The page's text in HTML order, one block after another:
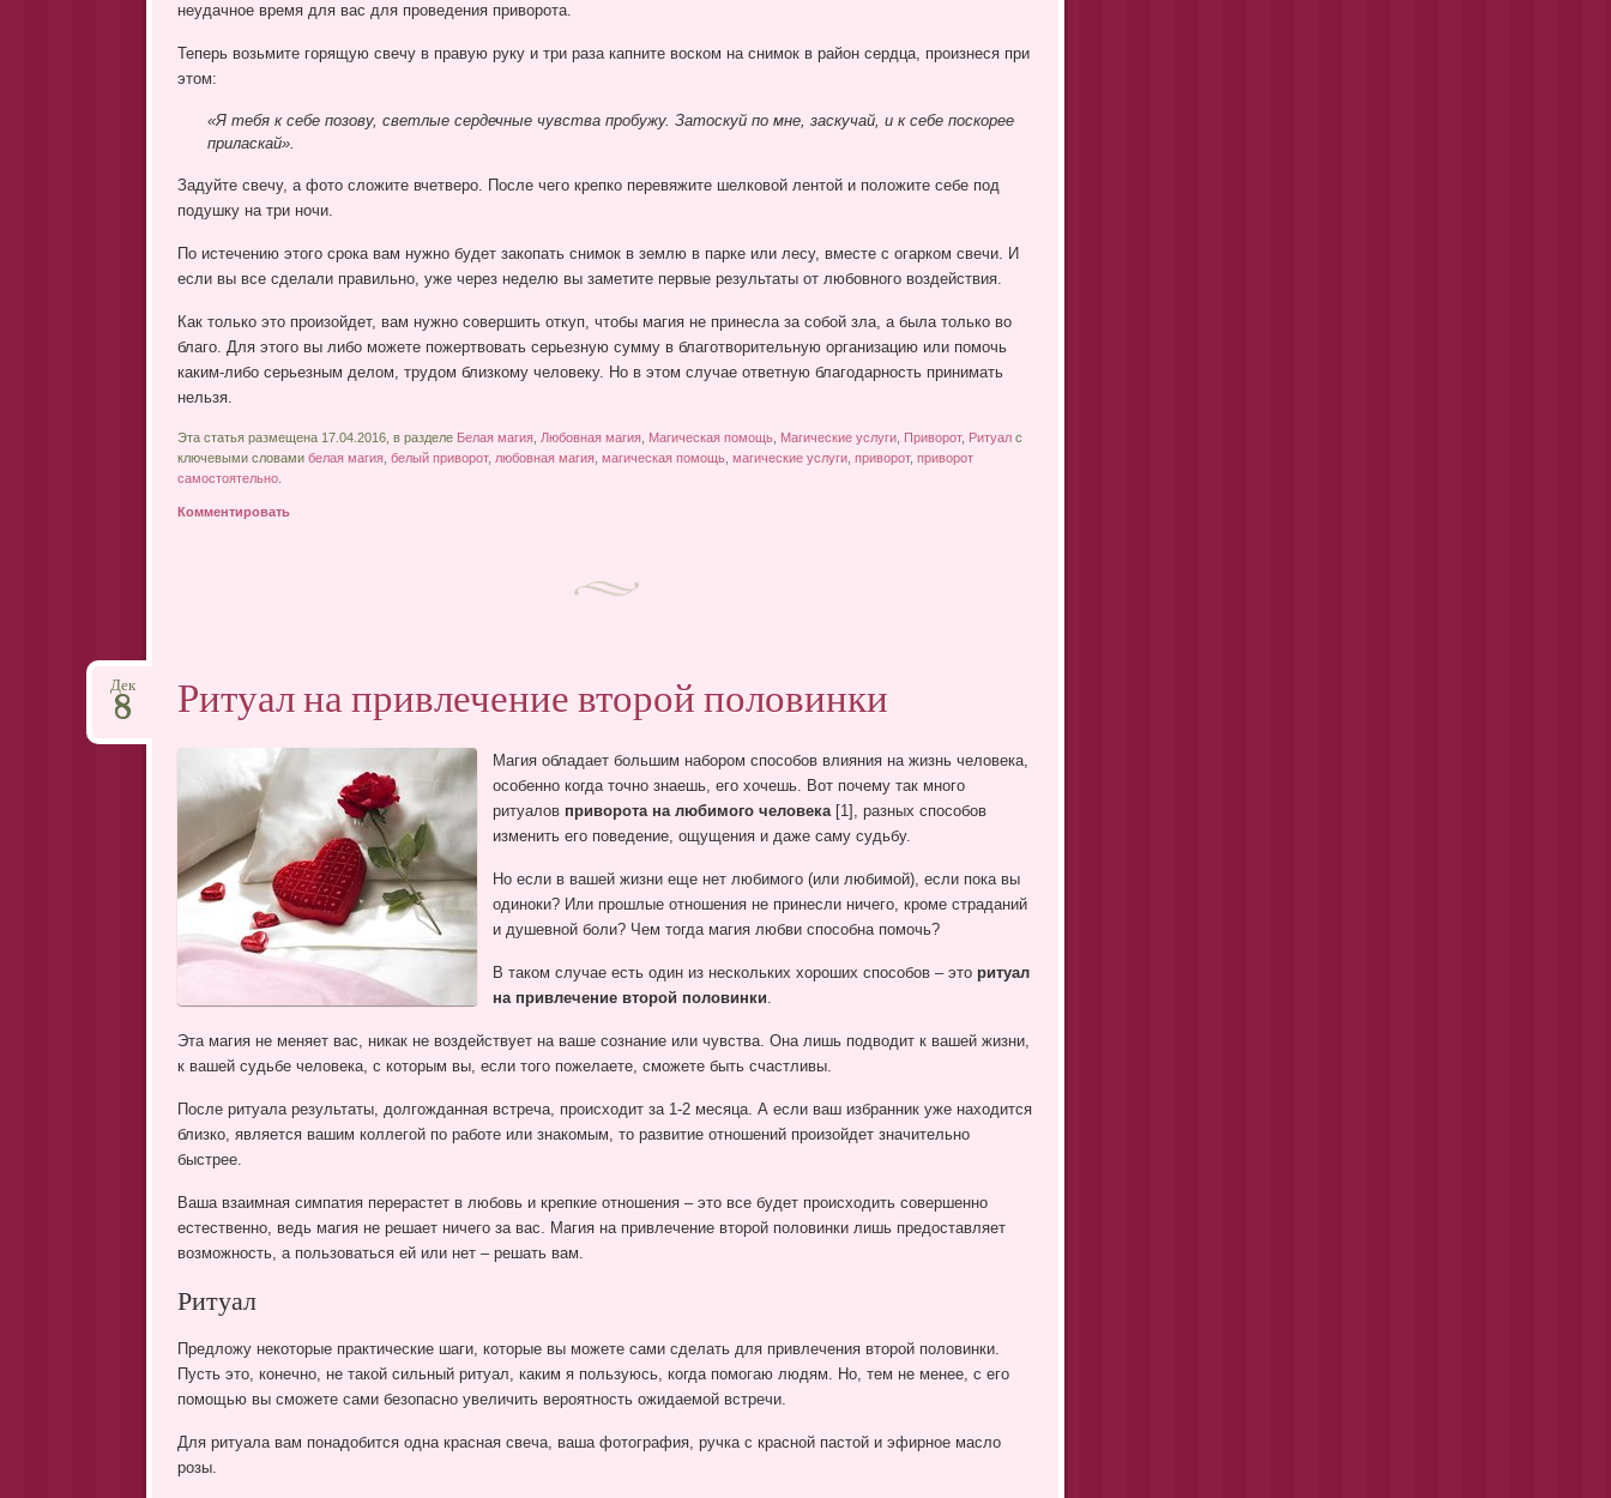
неудачное время для вас для проведения приворота.
Теперь возьмите горящую свечу в правую руку и три раза капните воском на снимок в район сердца, произнеся при
этом:
«Я тебя к себе позову, светлые сердечные чувства пробужу. Затоскуй по мне, заскучай, и к себе поскорее
приласкай».
Задуйте свечу, а фото сложите вчетверо. После чего крепко перевяжите шелковой лентой и положите себе под
подушку на три ночи.
По истечению этого срока вам нужно будет закопать снимок в землю в парке или лесу, вместе с огарком свечи. И
если вы все сделали правильно, уже через неделю вы заметите первые результаты от любовного воздействия.
Как только это произойдет, вам нужно совершить откуп, чтобы магия не принесла за собой зла, а была только во
благо. Для этого вы либо можете пожертвовать серьезную сумму в благотворительную организацию или помочь
каким-либо серьезным делом, трудом близкому человеку. Но в этом случае ответную благодарность принимать
нельзя.
Эта статья размещена 17.04.2016, в разделе Белая магия, Любовная магия, Магическая помощь, Магические услуги, Приворот, Ритуалс
ключевыми словами белая магия, белый приворот, любовная магия, магическая помощь, магические услуги, приворот, приворот
самостоятельно.
Комментировать
Ритуал на привлечение второй половинки
Дек
8
Магия обладает большим набором способов влияния на жизнь человека,
особенно когда точно знаешь, его хочешь. Вот почему так много
ритуалов приворота на любимого человека[1], разных способов
изменить его поведение, ощущения и даже саму судьбу.
Но если в вашей жизни еще нет любимого (или любимой), если пока вы
одиноки? Или прошлые отношения не принесли ничего, кроме страданий
и душевной боли? Чем тогда магия любви способна помочь?
В таком случае есть один из нескольких хороших способов – это ритуал
на привлечение второй половинки.
Эта магия не меняет вас, никак не воздействует на ваше сознание или чувства. Она лишь подводит к вашей жизни,
к вашей судьбе человека, с которым вы, если того пожелаете, сможете быть счастливы.
После ритуала результаты, долгожданная встреча, происходит за 1-2 месяца. А если ваш избранник уже находится
близко, является вашим коллегой по работе или знакомым, то развитие отношений произойдет значительно
быстрее.
Ваша взаимная симпатия перерастет в любовь и крепкие отношения – это все будет происходить совершенно
естественно, ведь магия не решает ничего за вас. Магия на привлечение второй половинки лишь предоставляет
возможность, а пользоваться ей или нет – решать вам.
Ритуал
Предложу некоторые практические шаги, которые вы можете сами сделать для привлечения второй половинки.
Пусть это, конечно, не такой сильный ритуал, каким я пользуюсь, когда помогаю людям. Но, тем не менее, с его
помощью вы сможете сами безопасно увеличить вероятность ожидаемой встречи.
Для ритуала вам понадобится одна красная свеча, ваша фотография, ручка с красной пастой и эфирное масло
розы.